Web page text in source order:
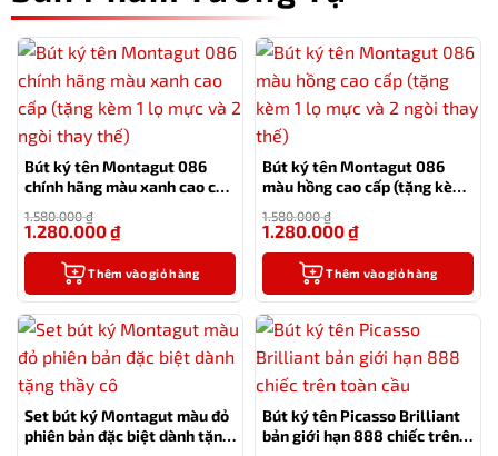
Bút ký tên Montagut 086
chính hãng màu xanh cao cấp
thay thế)
1.580.000₫
1.280.000₫
Thêm vào giỏ hàng
Bút ký tên Montagut 086
màu hồng cao cấp (tặng kèm
1.580.000₫
1.280.000₫
Thêm vào giỏ hàng
Set bút ký Montagut màu đỏ
phiên bản đặc biệt dành tặng
Bút ký tên Picasso Brilliant
bản giới hạn 888 chiếc trên